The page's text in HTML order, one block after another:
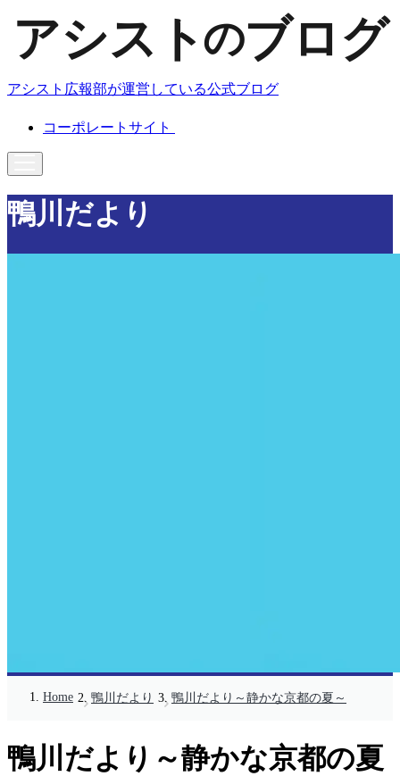
アシスト広報部が運営している公式ブログ
コーポレートサイト
鴨川だより
Home 鴨川だより 鴨川だより～静かな京都の夏～
鴨川だより～静かな京都の夏